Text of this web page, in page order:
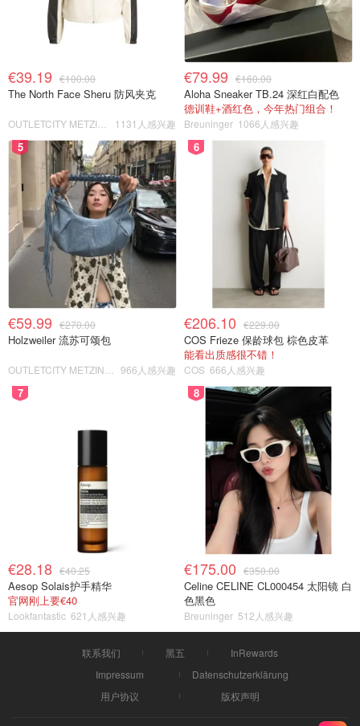
€39.19 €100.00
The North Face Sheru 防风夹克
1131人感兴趣
€79.99 €160.00
Aloha Sneaker TB.24 深红白配色
德训鞋+酒红色，今年热门组合！
Breuninger 1066人感兴趣
5
€59.99 €270.00
Holzweiler 流苏可颂包
966人感兴趣
6
€206.10 €229.00
COS Frieze 保龄球包 棕色皮革
能看出质感很不错！
COS 666人感兴趣
7
€28.18 €40.25
Aesop Solais护手精华
官网刚上要€40
Lookfantastic 621人感兴趣
8
€175.00 €350.00
Celine CELINE CL000454 太阳镜 白
色黑色
Breuninger 512人感兴趣
联系我们 黑五
InRewards
Impressum
Datenschutzerklärung
用户协议
版权声明